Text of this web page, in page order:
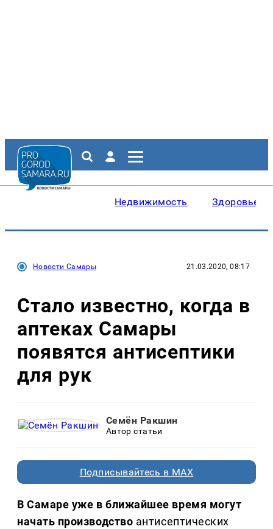
Недвижимость Здоровье
Новости Самары 21.03.2020, 08:17
Стало известно, когда в
аптеках Самары
появятся антисептики
для рук
Семён Ракшин
Автор статьи
Подписывайтесь в MAX
В Самаре уже в ближайшее время могут
начать производство антисептических